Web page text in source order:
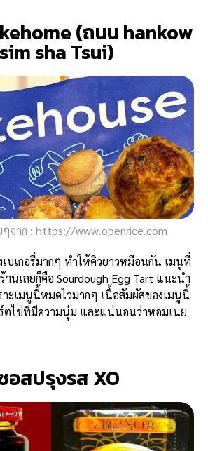
(ถนน hankow
sha Tsui)
จาก : https://www.openrice.com
เบเกอรี่มากๆ ทำให้คิวยาวหมือนกัน เมนูที่
านเลยก็คือ Sourdough Egg Tart แนะนำ
าะเมนูนี้หมดไวมากๆ เนื้อสัมผัสของเมนูนี้
ตไข่ที่มีความนุ่ม และแน่นอนว่าหอมเนย
อสปรุงรส XO